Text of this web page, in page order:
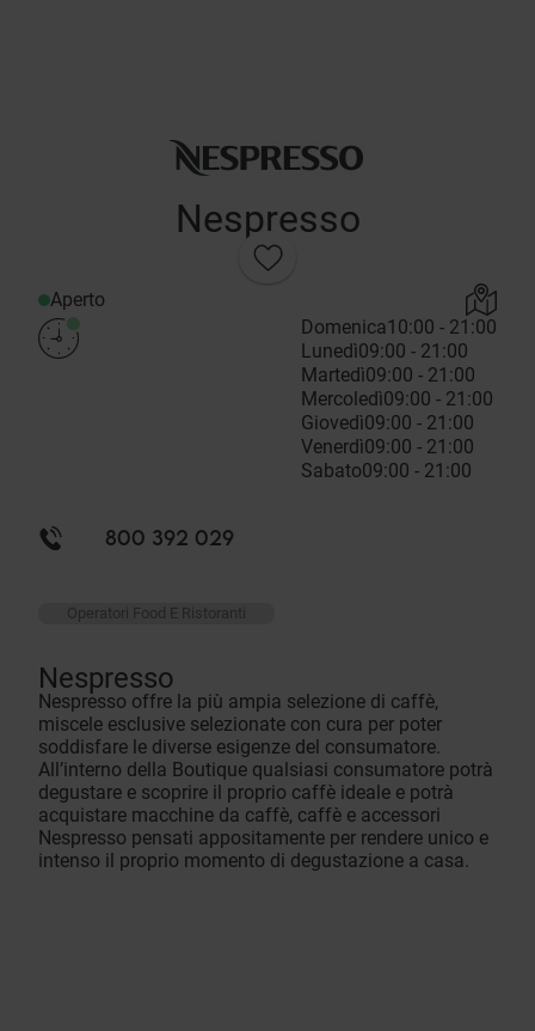
Nespresso
Aperto
Domenica10:00 - 21:00
Lunedì09:00 - 21:00
Martedì09:00 - 21:00
Mercoledì09:00 - 21:00
Giovedì09:00 - 21:00
Venerdì09:00 - 21:00
Sabato09:00 - 21:00
800 392 029
Operatori Food E Ristoranti
Nespresso
Nespresso offre la più ampia selezione di caffè,
miscele esclusive selezionate con cura per poter
soddisfare le diverse esigenze del consumatore.
All’interno della Boutique qualsiasi consumatore potrà
degustare e scoprire il proprio caffè ideale e potrà
acquistare macchine da caffè, caffè e accessori
Nespresso pensati appositamente per rendere unico e
intenso il proprio momento di degustazione a casa.